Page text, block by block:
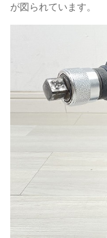
が図られています。